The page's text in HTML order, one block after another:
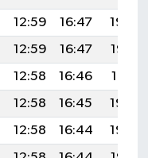
12:59 16:47
19:54
12:59 16:47
19:52
12:58 16:46
19:51
12:58 16:45
19:50
12:58 16:44
19:48